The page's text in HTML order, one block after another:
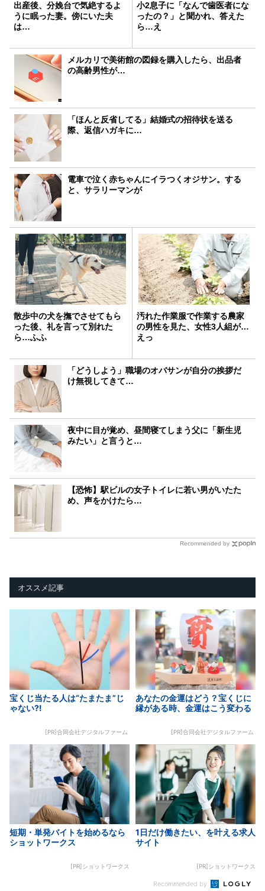
出産後、分娩台で気絶するよ
うに眠った妻。傍にいた夫
は…
小2息子に「なんで歯医者にな
ったの？」と聞かれ、答えた
ら…え
メルカリで美術館の図録を購入したら、出品者
の高齢男性が…
「ほんと反省してる」結婚式の招待状を送る
際、返信ハガキに…
電車で泣く赤ちゃんにイラつくオジサン。する
と、サラリーマンが
散歩中の犬を撫でさせてもら
った後、礼を言って別れた
ら…ふふ
汚れた作業服で作業する農家
の男性を見た、女性3人組が…
えっ
「どうしよう」職場のオバサンが自分の挨拶だ
け無視してきて…
夜中に目が覚め、昼間寝てしまう父に「新生児
みたい」と言うと…
【恐怖】駅ビルの女子トイレに若い男がいたた
め、声をかけたら…
Recommended by
オススメ記事
宝くじ当たる人は“たまたま”じ
ゃない?!
[PR]合同会社デジタルファーム
あなたの金運はどう？宝くじに
縁がある時、金運はこう変わる
[PR]合同会社デジタルファーム
短期・単発バイトを始めるなら
ショットワークス
[PR]ショットワークス
1日だけ働きたい、を叶える求人
サイト
[PR]ショットワークス
Recommended by